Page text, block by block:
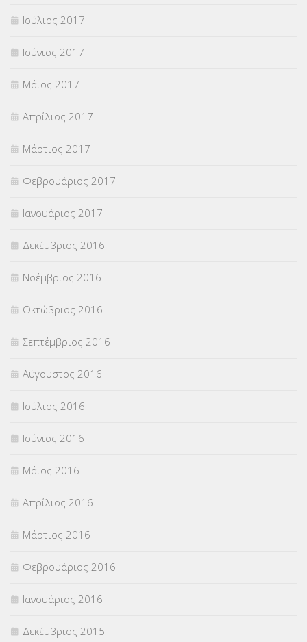
Ιούλιος 2017
Ιούνιος 2017
Μάιος 2017
Απρίλιος 2017
Μάρτιος 2017
Φεβρουάριος 2017
Ιανουάριος 2017
Δεκέμβριος 2016
Νοέμβριος 2016
Οκτώβριος 2016
Σεπτέμβριος 2016
Αύγουστος 2016
Ιούλιος 2016
Ιούνιος 2016
Μάιος 2016
Απρίλιος 2016
Μάρτιος 2016
Φεβρουάριος 2016
Ιανουάριος 2016
Δεκέμβριος 2015